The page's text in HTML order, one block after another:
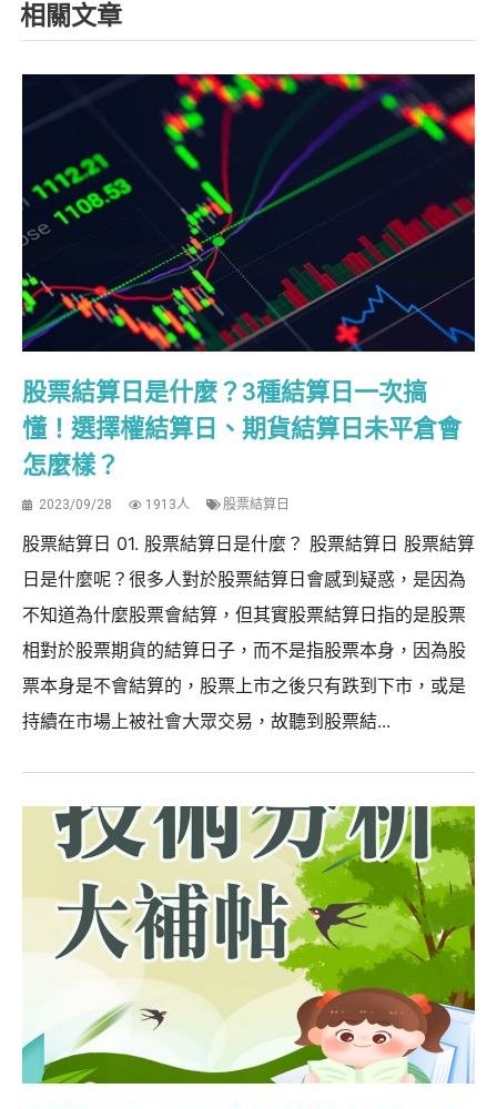
相關文章
股票結算日是什麼？3種結算日一次搞
懂！選擇權結算日、期貨結算日未平倉會
怎麼樣？
2023/09/28 1913人 股票結算日
股票結算日 01. 股票結算日是什麼？ 股票結算日 股票結算
日是什麼呢？很多人對於股票結算日會感到疑惑，是因為
不知道為什麼股票會結算，但其實股票結算日指的是股票
相對於股票期貨的結算日子，而不是指股票本身，因為股
票本身是不會結算的，股票上市之後只有跌到下市，或是
持續在市場上被社會大眾交易，故聽到股票結...